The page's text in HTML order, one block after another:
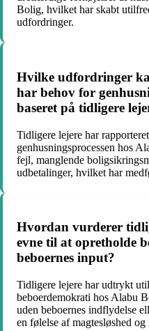
Bolig, hvilket har skabt
udfordringer.
Hvilke udfordringer
har behov for
baseret på tidligere
Tidligere lejere har
genhusningsprocessen hos
fejl, manglende
udbetalinger, hvilket har
Hvordan vurderer
evne til at opretholde
beboernes input?
Tidligere lejere har udtrykt
beboerdemokrati hos Alabu
uden beboernes indflydelse
en følelse af magtesløshed